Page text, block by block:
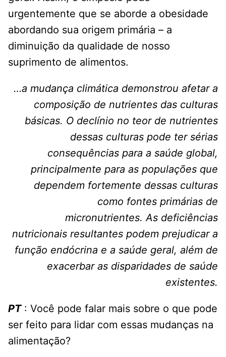
urgentemente que se aborde a obesidade
abordando sua origem primária – a
diminuição da qualidade de nosso
suprimento de alimentos.
…a mudança climática demonstrou afetar a
composição de nutrientes das culturas
básicas. O declínio no teor de nutrientes
dessas culturas pode ter sérias
consequências para a saúde global,
principalmente para as populações que
dependem fortemente dessas culturas
como fontes primárias de
micronutrientes. As deficiências
nutricionais resultantes podem prejudicar a
função endócrina e a saúde geral, além de
exacerbar as disparidades de saúde
existentes.
PT: Você pode falar mais sobre o que pode
ser feito para lidar com essas mudanças na
alimentação?